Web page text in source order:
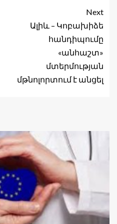
Next
Ալիև – Կոբախիձե
հանդիպումը
«անհաշտ»
մտերմության
մթնոլորտում է անցել